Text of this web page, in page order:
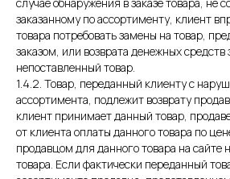
заказанному по ассортименту, клиент
товара потребовать замены на товар,
заказом, или возврата денежных средств
непоставленный товар.
1.4.2. Товар, переданный клиенту с
ассортимента, подлежит возврату
клиент принимает данный товар,
от клиента оплаты данного товара по
продавцом для данного товара на сайте
товара. Если фактически переданный